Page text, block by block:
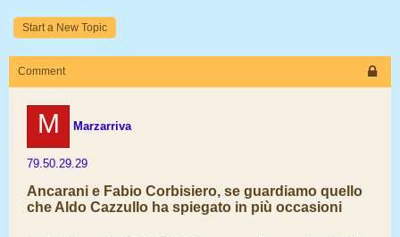
Start a New Topic
Comment
M Marzarriva
79.50.29.29
Ancarani e Fabio Corbisiero, se guardiamo quello
che Aldo Cazzullo ha spiegato in più occasioni